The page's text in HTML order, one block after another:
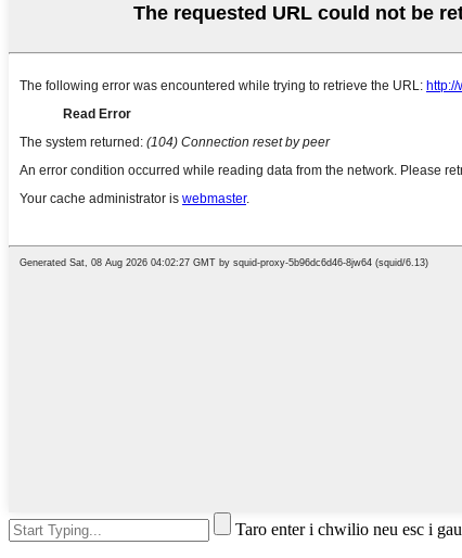
Taro enter i chwilio neu esc i gau